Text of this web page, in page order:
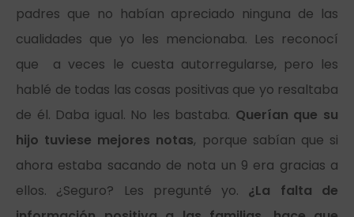
padres que no habían apreciado ninguna de las
cualidades que yo les mencionaba. Les reconocí
que a veces le cuesta autorregularse, pero les
hablé de todas las cosas positivas que yo resaltaba
de él. Daba igual. No les bastaba. Querían que su
hijo tuviese mejores notas, porque sabían que si
ahora estaba sacando de nota un 9 era gracias a
ellos. ¿Seguro? Les pregunté yo. ¿La falta de